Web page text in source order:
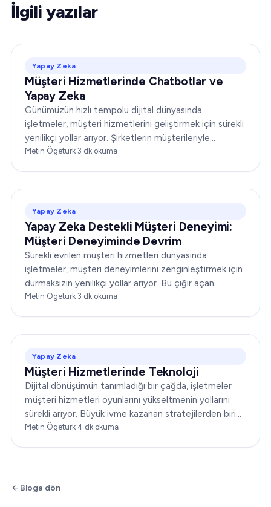
İlgili yazılar
Yapay Zeka
Müşteri Hizmetlerinde Chatbotlar ve
Yapay Zeka
Günümüzün hızlı tempolu dijital dünyasında
işletmeler, müşteri hizmetlerini geliştirmek için sürekli
yenilikçi yollar arıyor. Şirketlerin müşterileriyle
etkileşim biçimini yeniden tanımlayan devrim
Metin Ögetürk·3 dk okuma
Yapay Zeka
Yapay Zeka Destekli Müşteri Deneyimi:
Müşteri Deneyiminde Devrim
Sürekli evrilen müşteri hizmetleri dünyasında
işletmeler, müşteri deneyimlerini zenginleştirmek için
durmaksızın yenilikçi yollar arıyor. Bu çığır açan
gelişmelerden biri de yapay zeka destekli müşteri
Metin Ögetürk·3 dk okuma
Yapay Zeka
Müşteri Hizmetlerinde Teknoloji
Dijital dönüşümün tanımladığı bir çağda, işletmeler
müşteri hizmetleri oyunlarını yükseltmenin yollarını
sürekli arıyor. Büyük ivme kazanan stratejilerden biri
de teknolojinin entegrasyonudur…
Metin Ögetürk·4 dk okuma
Bloga dön